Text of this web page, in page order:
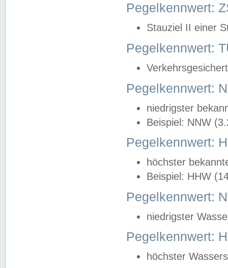
Pegelkennwert:
Stauziel II einer
Pegelkennwert:
Pegelkennwert:
niedrigster
Beispiel: NNW
Pegelkennwert:
höchster
Beispiel: HHW
Pegelkennwert:
niedrigster
Pegelkennwert:
höchster